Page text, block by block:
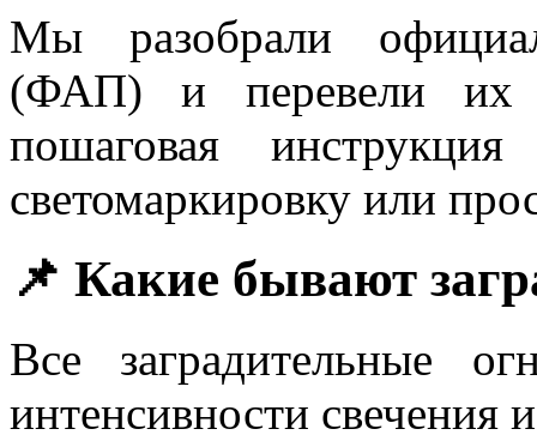
Мы разобрали
(ФАП) и перевели их
пошаговая
светомаркировку или
📌 Какие бывают
Все заградительные
интенсивности свечения